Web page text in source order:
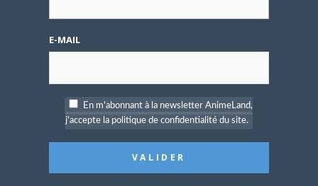
MELOSA le11 AOÛT 2013 22 H 38 MIN
CONNECTEZ-VOUS POUR RÉPONDRE
SNOWY-FAIRY le 11 AOÛT 2013 11 H 35 MIN
Succès ! Du moins…j’espère !
CONNECTEZ-VOUS POUR RÉPONDRE
E-MAIL
En m'abonnant à la newsletter AnimeLand,
j'accepte la politique de confidentialité du site.